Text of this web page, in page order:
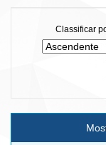
Classificar